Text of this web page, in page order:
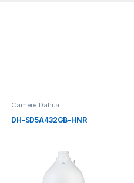
Camere Dahua
DH-SD5A432GB-HNR